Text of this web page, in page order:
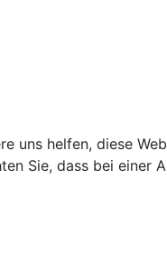
uns helfen, diese
Sie, dass bei einer